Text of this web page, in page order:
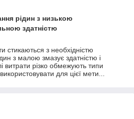
рідин з низькою
здатністю
стикаються з необхідністю
з малою змазує здатністю і
різко обмежують типи
для цієї мети...